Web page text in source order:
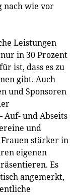
nach wie vor
Leistungen
in 30 Prozent
ist, dass es zu
gibt. Auch
und Sponsoren
Auf- und Abseits
und
stärker in
eigenen
Es
angemerkt,